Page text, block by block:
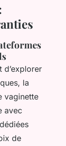
d’explorer
la
vaginette
avec
de